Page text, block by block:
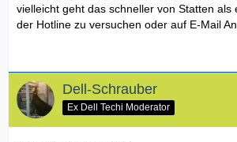
vielleicht geht das schneller von Statten als
der Hotline zu versuchen oder auf E-Mail
Dell-Schrauber
Ex Dell Techi Moderator